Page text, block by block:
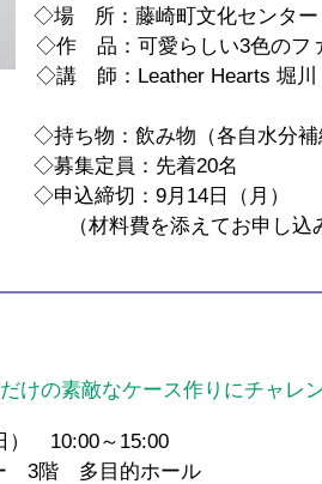
◇場 所：藤崎町文化センター
◇作 品：可愛らしい3色のフ
◇講 師：Leather Hearts 堀川
各自水分補給して
先着20名
14日（月）
お申し込みくだ
けの素敵なケース作りにチャレ
10:00～15:00
3階 多目的ホール